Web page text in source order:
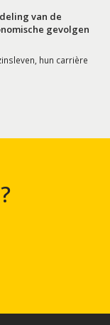
van de
gevolgen
hun carrière